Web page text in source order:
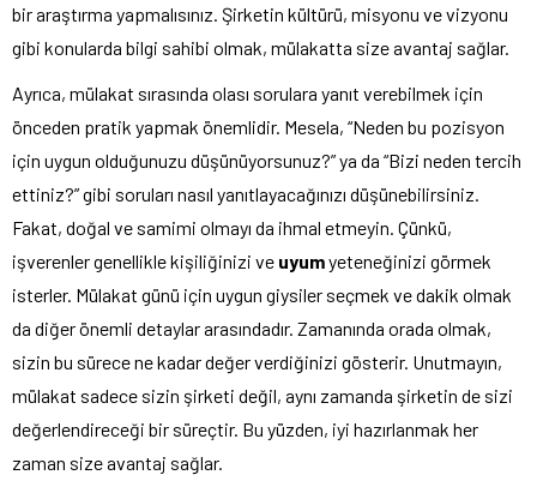
bir araştırma yapmalısınız. Şirketin kültürü, misyonu ve vizyonu
gibi konularda bilgi sahibi olmak, mülakatta size avantaj sağlar.
Ayrıca, mülakat sırasında olası sorulara yanıt verebilmek için
önceden pratik yapmak önemlidir. Mesela, “Neden bu pozisyon
için uygun olduğunuzu düşünüyorsunuz?” ya da “Bizi neden tercih
ettiniz?” gibi soruları nasıl yanıtlayacağınızı düşünebilirsiniz.
Fakat, doğal ve samimi olmayı da ihmal etmeyin. Çünkü,
işverenler genellikle kişiliğinizi ve uyumyeteneğinizi görmek
isterler. Mülakat günü için uygun giysiler seçmek ve dakik olmak
da diğer önemli detaylar arasındadır. Zamanında orada olmak,
sizin bu sürece ne kadar değer verdiğinizi gösterir. Unutmayın,
mülakat sadece sizin şirketi değil, aynı zamanda şirketin de sizi
değerlendireceği bir süreçtir. Bu yüzden, iyi hazırlanmak her
zaman size avantaj sağlar.